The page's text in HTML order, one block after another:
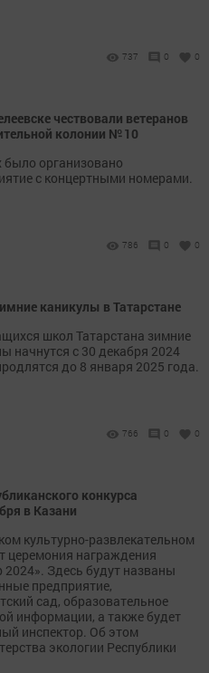
737 0 0
чествовали ветеранов
колонии № 10
было организовано
с концертными номерами.
786 0 0
каникулы в Татарстане
школ Татарстана зимние
начнутся с 30 декабря 2024
до 8 января 2025 года.
766 0 0
конкурса
в Казани
культурно-развлекательном
церемония награждения
Здесь будут названы
предприятие,
сад, образовательное
информации, а также будет
инспектор. Об этом
экологии Республики